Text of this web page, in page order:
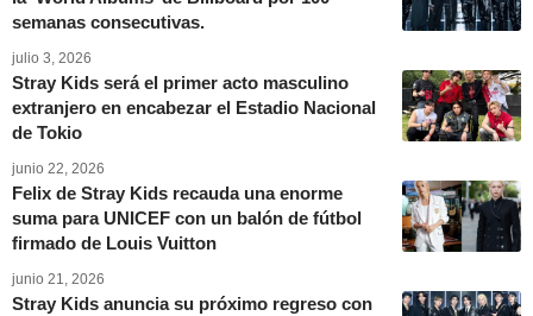
semanas consecutivas.
julio 3, 2026
Stray Kids será el primer acto masculino
extranjero en encabezar el Estadio Nacional
de Tokio
junio 22, 2026
Felix de Stray Kids recauda una enorme
suma para UNICEF con un balón de fútbol
firmado de Louis Vuitton
junio 21, 2026
Stray Kids anuncia su próximo regreso con